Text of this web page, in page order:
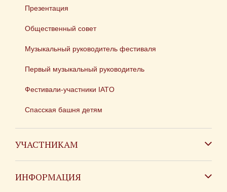
Презентация
Общественный совет
Музыкальный руководитель фестиваля
Первый музыкальный руководитель
Фестивали-участники IATO
Спасская башня детям
УЧАСТНИКАМ
ИНФОРМАЦИЯ